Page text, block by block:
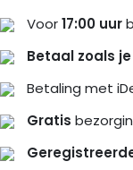
Voor17:00 uur
Betaal zoals
Betaling met
Gratis